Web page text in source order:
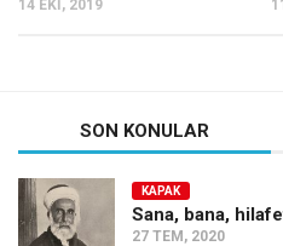
14 EKI, 2019
SON KONULAR
KAPAK
Sana, bana,
27 TEM, 2020